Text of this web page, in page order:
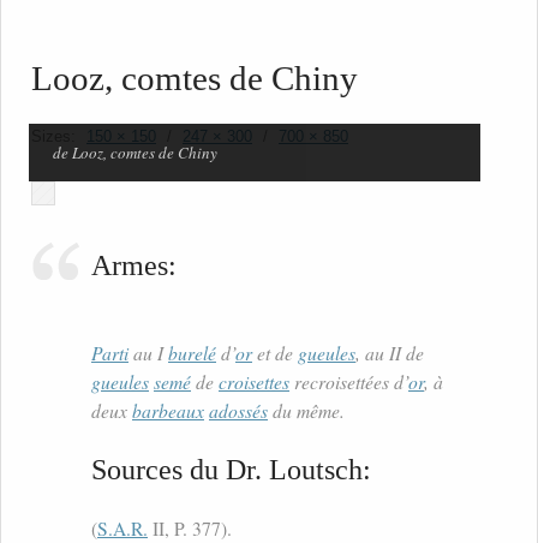
Looz, comtes de Chiny
150 × 150 247 × 300 700 × 850
de Looz, comtes de Chiny
Armes:
Partiau Ibureléd’oret de gueules, au II de
gueulessemédecroisettes recroisettées d’or, à
deuxbarbeauxadossésdu même.
Sources du Dr. Loutsch:
(S.A.R. II, P. 377).